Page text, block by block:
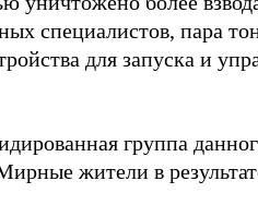
специалистов, пара
для запуска и
группа
жители в